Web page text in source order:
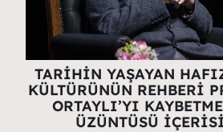
TARİHİN YAŞAYAN
KÜLTÜRÜNÜN REHBERİ
ORTAYLI’YI
ÜZÜNTÜSÜ